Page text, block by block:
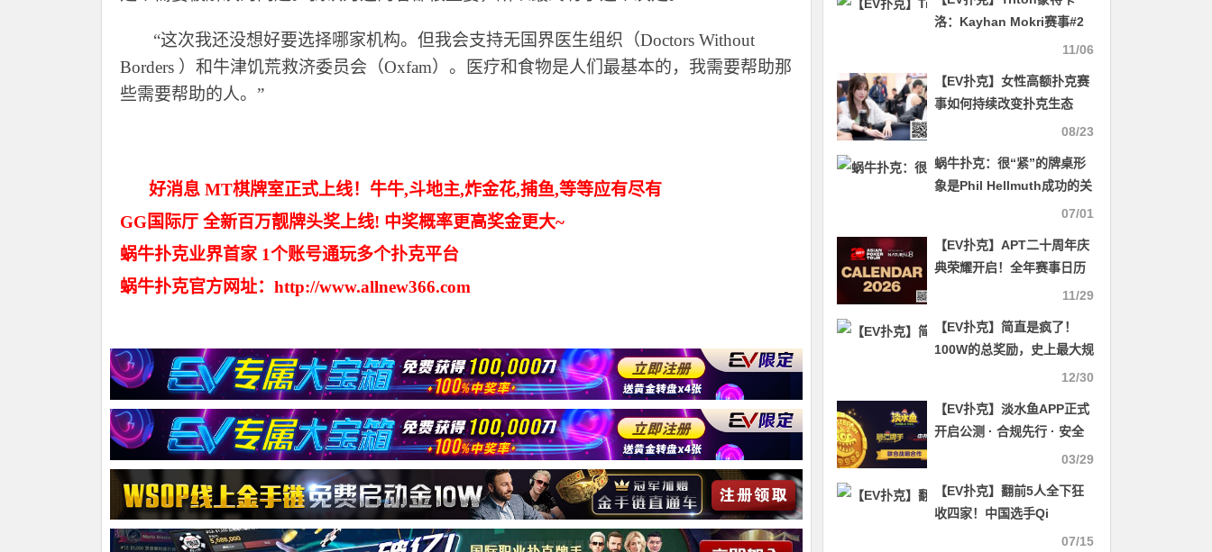
“这次我还没想好要选择哪家机构。但我会支持无国界医生组织（Doctors Without
Borders ）和牛津饥荒救济委员会（Oxfam）。医疗和食物是人们最基本的，我需要帮助那
些需要帮助的人。 ”
好消息 MT棋牌室正式上线！牛牛,斗地主,炸金花,捕鱼,等等应有尽有
GG国际厅 全新百万靓牌头奖上线! 中奖概率更高奖金更大~
蜗牛扑克业界首家 1个账号通玩多个扑克平台
蜗牛扑克官方网址：http://www.allnew366.com
洛：Kayhan Mokri赛事#2
夺冠 周全获第9名 Danny
佳牌手
11/06
【EV扑克】女性高额扑克赛
事如何持续改变扑克生态
08/23
蜗牛扑克：很“紧”的牌桌形
象是Phil Hellmuth成功的关
07/01
【EV扑克】APT二十周年庆
典荣耀开启！全年赛事日历
11/29
【EV扑克】简直是疯了！
100W的总奖励，史上最大规
12/30
【EV扑克】淡水鱼APP正式
开启公测 · 合规先行 · 安全
护航 · 打造可信竞技平台03/29
【EV扑克】翻前5人全下狂
收四家！中国选手Qi
Xiaokun斩获34,000刀全场
07/15